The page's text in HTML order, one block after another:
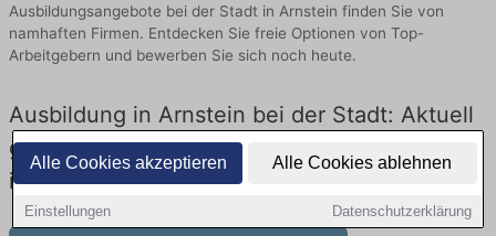
Alle Cookies akzeptieren Alle Cookies ablehnen
Einstellungen Datenschutzerklärung
Ausbildungsangebote bei der Stadt in Arnstein finden Sie von
namhaften Firmen. Entdecken Sie freie Optionen von Top-
Arbeitgebern und bewerben Sie sich noch heute.
Ausbildung in Arnstein bei der Stadt: Aktuell
gibt es keine Stellenangebote für Ausbildung
in Arnstein